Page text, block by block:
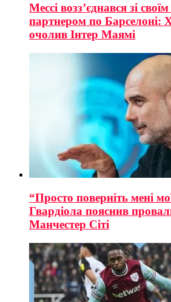
Мессі возз’єднався зі
партнером по Барселоні:
очолив Інтер Маямі
“Просто поверніть мені
Гвардіола пояснив
Манчестер Сіті